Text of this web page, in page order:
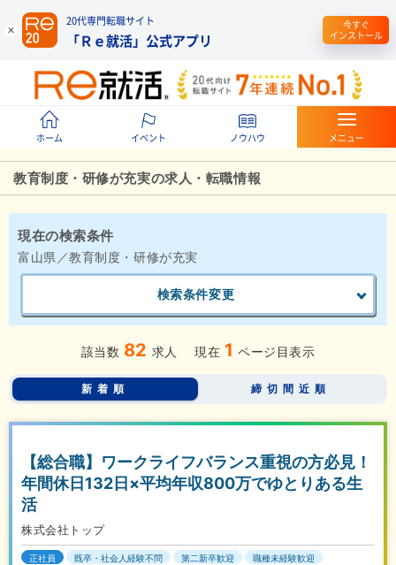
20代専門転職サイト
「Ｒｅ就活」公式アプリ
今すぐ
インストール
ホーム イベント ノウハウ メニュー
教育制度・研修が充実の求人・転職情報
現在の検索条件
富山県／教育制度・研修が充実
検索条件変更
該当数 82 求人 現在 1 ページ目表示
新着順 締切間近順
【総合職】ワークライフバランス重視の方必見！
年間休日132日×平均年収800万でゆとりある生
活
株式会社トップ
正社員 既卒・社会人経験不問 第二新卒歓迎
職種未経験歓迎